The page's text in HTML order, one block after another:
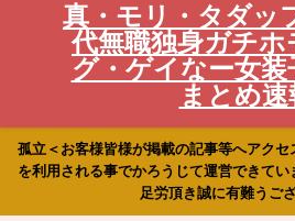
真・モリ・タダッ
代無職独身ガチホ
グ・ゲイなー女
まとめ速
孤立＜お客様皆様が掲載の記事等へアク
を利用される事でかろうじて運営できて
足労頂き誠に有難うご